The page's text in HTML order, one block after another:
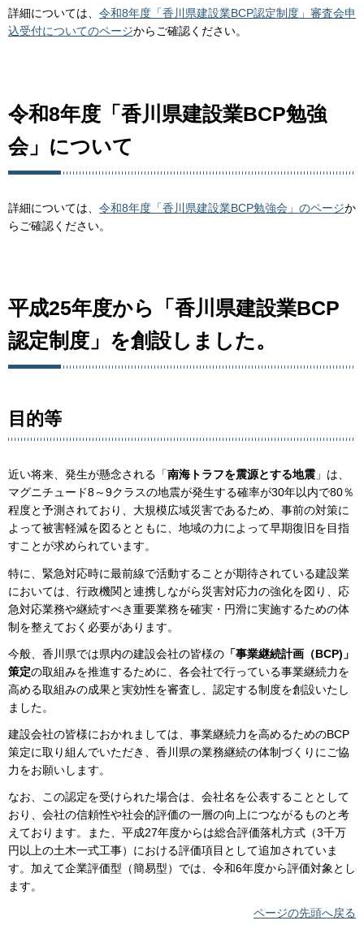
詳細については、 令和8年度「香川県建設業BCP認定制度」審査会申
込受付についてのページからご確認ください。
令和8年度「香川県建設業BCP勉強
会」について
詳細については、 令和8年度「香川県建設業BCP勉強会」のページか
らご確認ください。
平成25年度から「香川県建設業BCP
認定制度」を創設しました。
目的等
近い将来、発生が懸念される「南海トラフを震源とする地震 」は、
マグニチュード8～9クラスの地震が発生する確率が30年以内で80％
程度と予測されており、大規模広域災害であるため、事前の対策に
よって被害軽減を図るとともに、地域の力によって早期復旧を目指
すことが求められています。
特に、緊急対応時に最前線で活動することが期待されている建設業
においては、行政機関と連携しながら災害対応力の強化を図り、応
急対応業務や継続すべき重要業務を確実・円滑に実施するための体
制を整えておく必要があります。
今般、香川県では県内の建設会社の皆様の 「事業継続計画（BCP)」
策定の取組みを推進するために、各会社で行っている事業継続力を
高める取組みの成果と実効性を審査し、認定する制度を創設いたし
ました。
建設会社の皆様におかれましては、事業継続力を高めるためのBCP
策定に取り組んでいただき、香川県の業務継続の体制づくりにご協
力をお願いします。
なお、この認定を受けられた場合は、会社名を公表することとして
おり、会社の信頼性や社会的評価の一層の向上につながるものと考
えております。また、平成27年度からは総合評価落札方式（3千万
円以上の土木一式工事）における評価項目として追加されていま
す。加えて企業評価型（簡易型）では、令和6年度から評価対象とし
ます。
ページの先頭へ戻る